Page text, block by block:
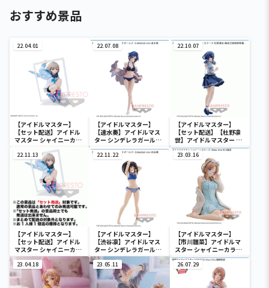
おすすめ景品
22.04.01
【アイドルマスター】
【セット配送】アイドル
マスター シャイニーカラ
ーズ ESPRESTO est-
Windy and Motions-芹
沢あさひ
22.07.08
【アイドルマスター】
【速水奏】アイドルマス
ター シンデレラガールズ
-Celestial vivi-速水奏
22.10.07
【アイドルマスター】
【セット配送】【杜野凛
世】アイドルマスター シ
ャイニーカラーズ 杜野凛
世-階段式純情昇降機-
22.11.13
【アイドルマスター】
【セット配送】アイドル
マスター シャイニーカラ
ーズ ESPRESTO est-
Windy and Motions-芹
沢あさひ
22.11.22
【アイドルマスター】
【渋谷凛】アイドルマス
ター シンデレラガールズ
-Celestial vivi-渋谷凛
23.03.16
【アイドルマスター】
【市川雛菜】アイドルマ
スター シャイニーカラー
ズ -Relax time-市川雛菜
23.04.18 23.05.11 26.07.29